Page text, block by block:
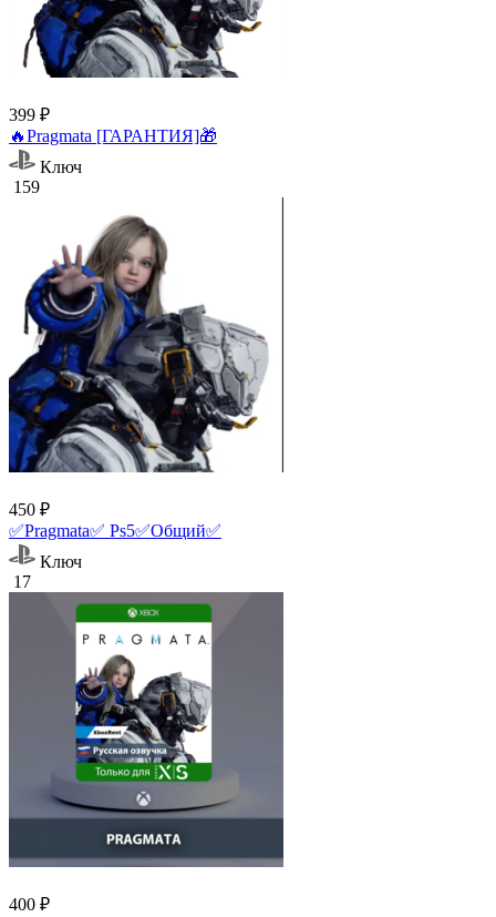
399 ₽
🔥Pragmata [ГАРАНТИЯ]🎁
Ключ
159
450 ₽
✅Pragmata✅ Ps5✅Общий✅
Ключ
17
400 ₽